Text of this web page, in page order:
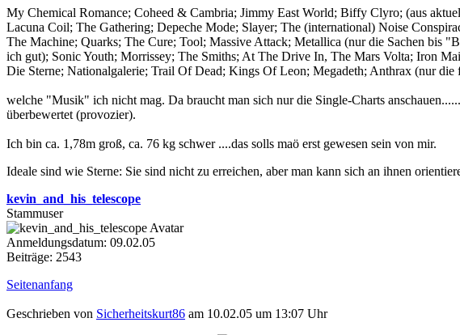
My Chemical Romance; Coheed & Cambria; Jimmy East World; Biffy Clyro; (aus
Lacuna Coil; The Gathering; Depeche Mode; Slayer; The (international) Noise
The Machine; Quarks; The Cure; Tool; Massive Attack; Metallica (nur die Sachen
ich gut); Sonic Youth; Morrissey; The Smiths; At The Drive In, The Mars Volta; Iron
Die Sterne; Nationalgalerie; Trail Of Dead; Kings Of Leon; Megadeth; Anthrax (nur
welche "Musik" ich nicht mag. Da braucht man sich nur die Single-Charts
überbewertet (provozier).
Ich bin ca. 1,78m groß, ca. 76 kg schwer ....das solls maö erst gewesen sein von mir.
Ideale sind wie Sterne: Sie sind nicht zu erreichen, aber man kann sich an ihnen
kevin_and_his_telescope
Stammuser
Anmeldungsdatum: 09.02.05
Beiträge: 2543
Seitenanfang
Geschrieben von Sicherheitskurt86 am 10.02.05 um 13:07 Uhr